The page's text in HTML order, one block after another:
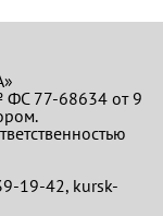
ФС 77-68634 от 9
19-42, kursk-